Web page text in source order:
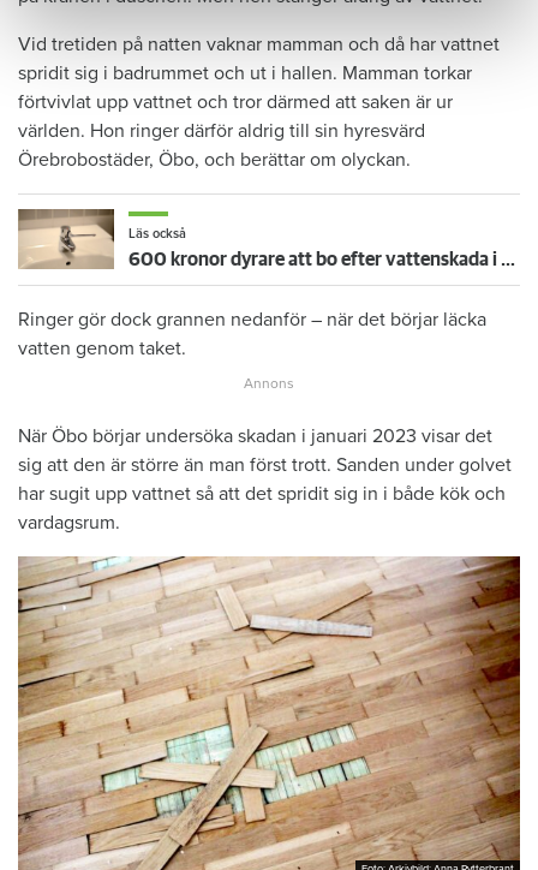
Vid tretiden på natten vaknar mamman och då har vattnet
spridit sig i badrummet och ut i hallen. Mamman torkar
förtvivlat upp vattnet och tror därmed att saken är ur
världen. Hon ringer därför aldrig till sin hyresvärd
Örebrobostäder, Öbo, och berättar om olyckan.
Läs också
600 kronor dyrare att bo efter vattenskada i Varberg
Ringer gör dock grannen nedanför – när det börjar läcka
vatten genom taket.
När Öbo börjar undersöka skadan i januari 2023 visar det
sig att den är större än man först trott. Sanden under golvet
har sugit upp vattnet så att det spridit sig in i både kök och
vardagsrum.